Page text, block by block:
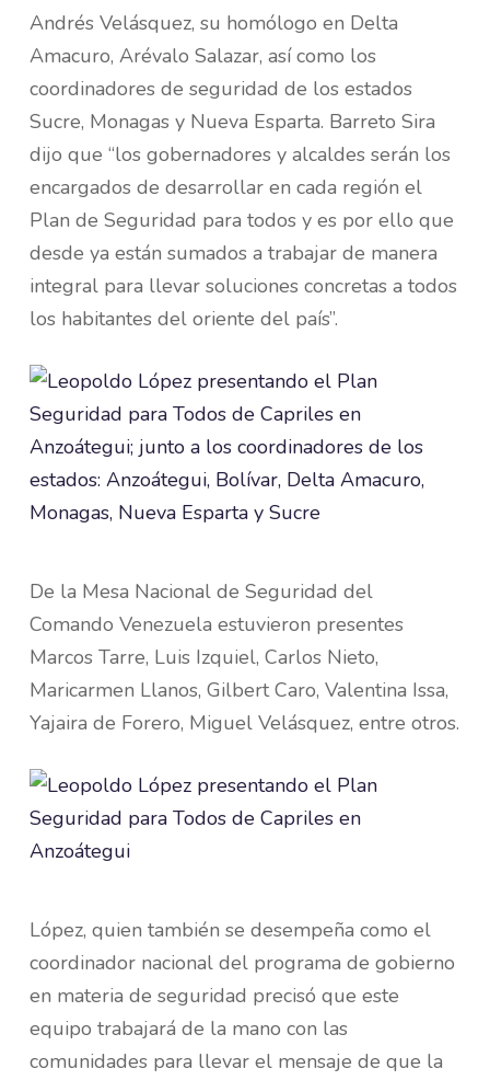
Andrés Velásquez, su homólogo en Delta
Amacuro, Arévalo Salazar, así como los
coordinadores de seguridad de los estados
Sucre, Monagas y Nueva Esparta. Barreto Sira
dijo que “los gobernadores y alcaldes serán los
encargados de desarrollar en cada región el
Plan de Seguridad para todos y es por ello que
desde ya están sumados a trabajar de manera
integral para llevar soluciones concretas a todos
los habitantes del oriente del país”.
De la Mesa Nacional de Seguridad del
Comando Venezuela estuvieron presentes
Marcos Tarre, Luis Izquiel, Carlos Nieto,
Maricarmen Llanos, Gilbert Caro, Valentina Issa,
Yajaira de Forero, Miguel Velásquez, entre otros.
López, quien también se desempeña como el
coordinador nacional del programa de gobierno
en materia de seguridad precisó que este
equipo trabajará de la mano con las
comunidades para llevar el mensaje de que la